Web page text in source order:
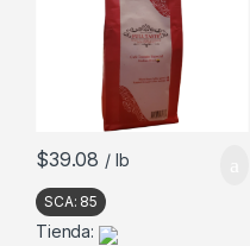
$39.08 / lb
SCA: 85
Tienda: